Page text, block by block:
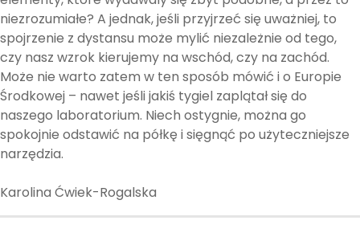
niezrozumiałe? A jednak, jeśli przyjrzeć się uważniej, to
spojrzenie z dystansu może mylić niezależnie od tego,
czy nasz wzrok kierujemy na wschód, czy na zachód.
Może nie warto zatem w ten sposób mówić i o Europie
Środkowej – nawet jeśli jakiś tygiel zaplątał się do
naszego laboratorium. Niech ostygnie, można go
spokojnie odstawić na półkę i sięgnąć po użyteczniejsze
narzędzia.
Karolina Ćwiek-Rogalska